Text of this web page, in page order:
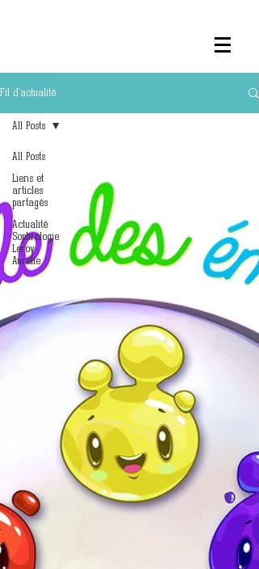
Fil d'actualité
All Posts
Liens et
articles
partagés
Actualité
Sophrologie
Leroy
Aurélie
All Posts